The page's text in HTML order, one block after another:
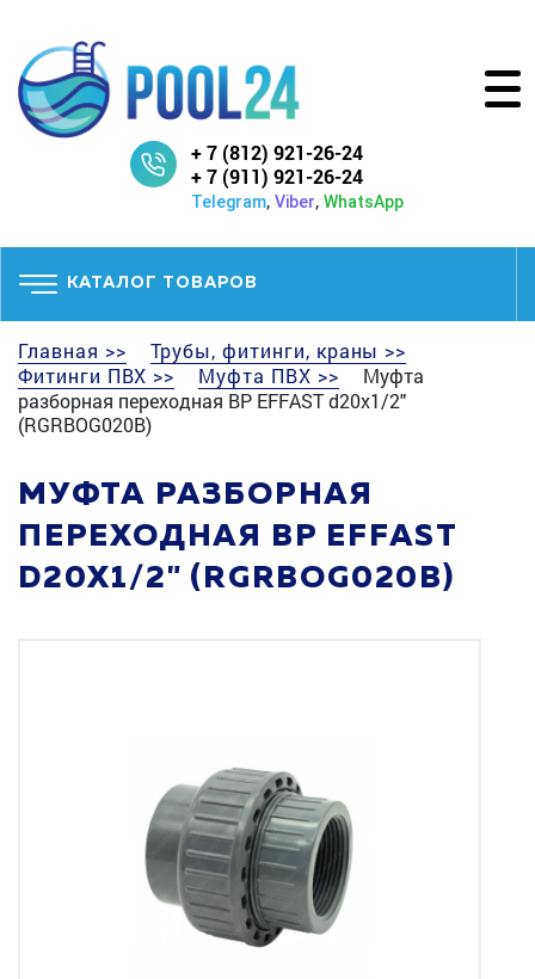
+ 7 (812) 921-26-24
+ 7 (911) 921-26-24
Telegram, Viber, WhatsApp
КАТАЛОГ ТОВАРОВ
Главная >>
Трубы, фитинги, краны >>
Фитинги ПВХ >>
Муфта ПВХ >>
Муфта
разборная переходная ВР EFFAST d20x1/2"
(RGRBOG020B)
МУФТА РАЗБОРНАЯ
ПЕРЕХОДНАЯ ВР EFFAST
D20X1/2" (RGRBOG020B)